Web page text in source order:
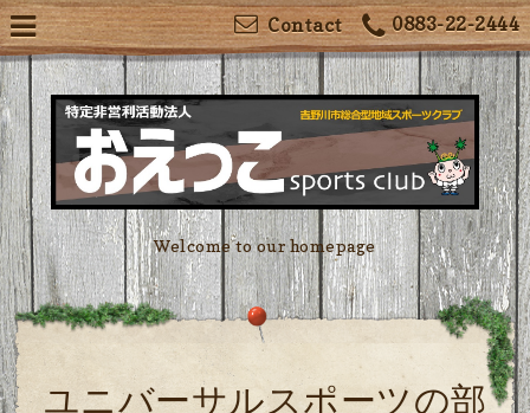
0883-22-2444
Contact
Welcome to our homepage